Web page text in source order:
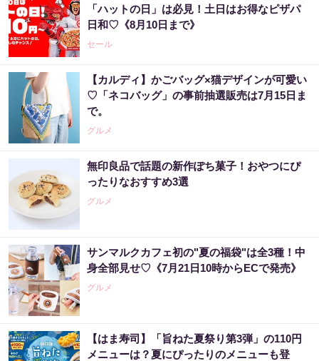
「ハットの日」は必見！土日はお得なピザパ
日和♡《8月10日まで》
セール
【カルディ】かごバッグ×猫デザインが可愛い
♡「ネコバッグ」の事前抽選販売は7月15日ま
で。
グルメ
無印良品で話題の新作ぽち菓子！おやつにぴ
ったりなおすすめ3選
グルメ
サンマルクカフェ初の"夏の福袋"は全3種！中
身全部見せ♡《7月21日10時からECで発売》
グルメ
【はま寿司】「旨ねた夏祭り第3弾」の110円
メニューは？夏にぴったりのメニューも登